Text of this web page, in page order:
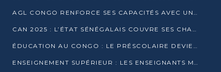
AGL CONGO RENFORCE SES CAPACITÉS AVEC UNE GRUE DE 250 TONNES
CAN 2025 : L’ÉTAT SÉNÉGALAIS COUVRE SES CHAMPIONS D’AFRIQUE DE RÉCOMPENSES EXCEPTIONNELLES
ÉDUCATION AU CONGO : LE PRÉSCOLAIRE DEVIENT OBLIGATOIRE, LE BTS CONSACRÉ DIPLÔME D’ÉTAT
ENSEIGNEMENT SUPÉRIEUR : LES ENSEIGNANTS MAINTIENNENT LA GRÈVE ET EXIGENT UN ACCORD ÉCRIT AVEC L’ÉTAT